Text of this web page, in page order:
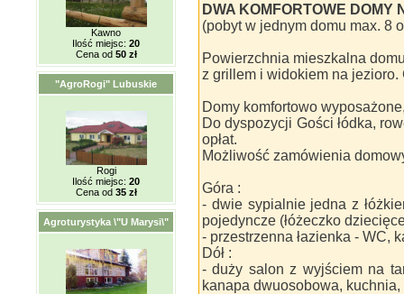
Kawno
Ilość miejsc: 20
Cena od 50 zł
"AgroRogi" Lubuskie
Rogi
Ilość miejsc: 20
Cena od 35 zł
Agroturystyka \"U Marysi\"
DWA KOMFORTOWE DOMY
(pobyt w jednym domu max. 8
Powierzchnia mieszkalna
z grillem i widokiem na
Domy komfortowo
Do dyspozycji Gości łódka,
opłat.
Możliwość zamówienia
Góra :
- dwie sypialnie jedna z
pojedyncze (łóżeczko
- przestrzenna łazienka - WC,
Dół :
- duży salon z wyjściem na
kanapa dwuosobowa,